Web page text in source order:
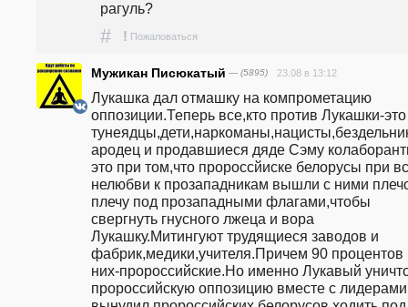
рагуль?
# ! Пожаловаться
Мужикан Писюкатый — (5895) 23.08 в 13:12
Лукашка дал отмашку на компрометацию
оппозиции.Теперь все,кто против Лукашки-это
ародец и продавшиеся дяде Сэму
это при том,что пророссйиске белорусы при
нелюбви к прозападникам вышли с ними
плечу под прозападными флагами,чтобы
свергнуть гнусного лжеца и вора
Лукашку.Митингуют трудящиеся заводов и
фабрик,медики,учителя.Причем 90 процентов
них-пророссийские.Но именно Лукавый
пророссийскую оппозицию вместе с